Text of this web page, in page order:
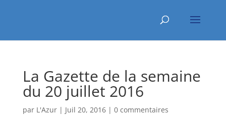
La Gazette de la semaine
du 20 juillet 2016
par L'Azur| Juil 20, 2016| 0 commentaires